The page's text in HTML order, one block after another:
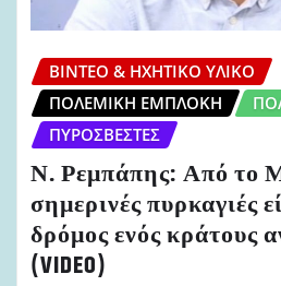
ΒΊΝΤΕΟ & ΗΧΗΤΙΚΌ ΥΛΙΚΌ
ΠΟΛΕΜΙΚΉ ΕΜΠΛΟΚΉ
ΠΥΡΟΣΒΈΣΤΕΣ
Ν. Ρεμπάπης: Από το
σημερινές πυρκαγιές
δρόμος ενός κράτους
(VIDEO)